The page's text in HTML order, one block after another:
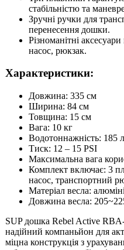
стабільністю та
Зручні ручки для
перенесення дошки.
Різноманітні
насос, рюкзак.
Характеристики:
Довжина: 335 см
Ширина: 84 см
Товщина: 15 см
Вага: 10 кг
Водотоннажність: 185
Тиск: 12 – 15 PSI
Максимальна вага
Комплект включає: 3
насос, транспортний
Матеріал весла:
Довжина весла:
SUP дошка Rebel Active
надійний компаньйон для
міцна конструкція з